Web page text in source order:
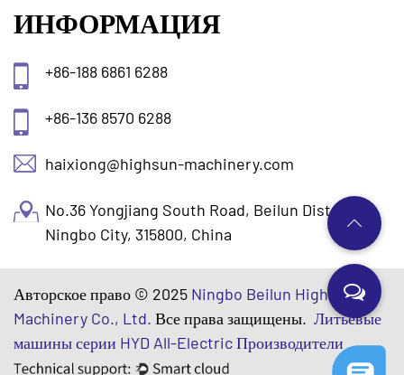
ИНФОРМАЦИЯ
+86-188 6861 6288
+86-136 8570 6288
haixiong@highsun-machinery.com
No.36 Yongjiang South Road, Beilun District.
Ningbo City, 315800, China
Авторское право © 2025 Ningbo Beilun Highsun
Machinery Co., Ltd. Все права защищены. Литьевые
машины серии HYD All-Electric Производители